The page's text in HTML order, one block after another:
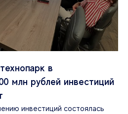
в
млн рублей инвестиций
инвестиций состоялась